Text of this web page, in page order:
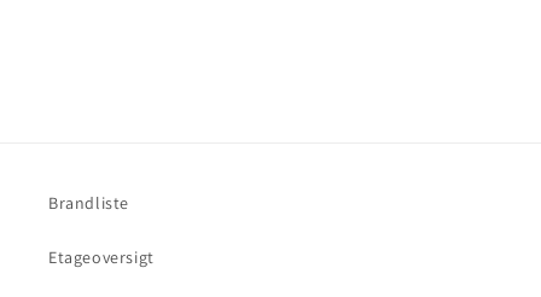
Brandliste
Etageoversigt